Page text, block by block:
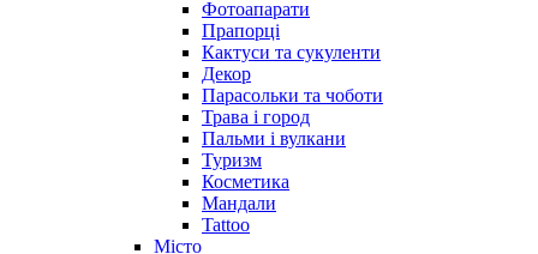
Фотоапарати
Прапорці
Кактуси та сукуленти
Декор
Парасольки та чоботи
Трава і город
Пальми і вулкани
Туризм
Косметика
Мандали
Tattoo
Місто